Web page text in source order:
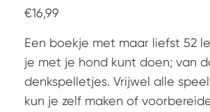
€16,99
Een boekje met maar liefst 52
je met je hond kunt doen; van
denkspelletjes. Vrijwel alle
kun je zelf maken of